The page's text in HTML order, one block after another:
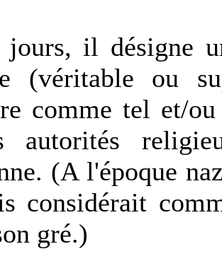
jours, il désigne
(véritable ou
comme tel et/
autorités
(A l'époque
considérait
gré.)